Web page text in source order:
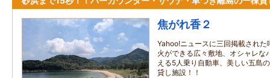
焦がれ香２
Yahoo!ニュースに三回掲載され
火ができる広々敷地、オシャレな
える5人乗り自動車、美しい五島
貸し施設！！